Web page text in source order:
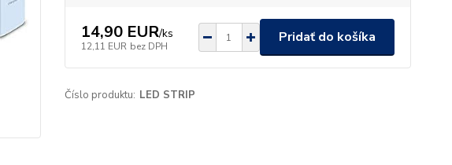
14,90 EUR/ks
12,11 EUR bez DPH
Pridať do košíka
Číslo produktu: LED STRIP